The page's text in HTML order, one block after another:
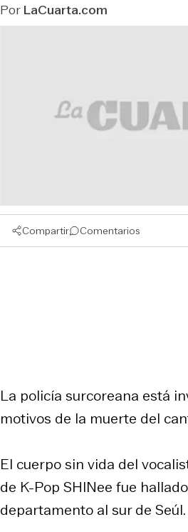
PorLaCuarta.com
Compartir Comentarios
La policía surcoreana está
motivos de la muerte del
El cuerpo sin vida del
de K-Pop SHINee fue
departamento al sur de Seúl.